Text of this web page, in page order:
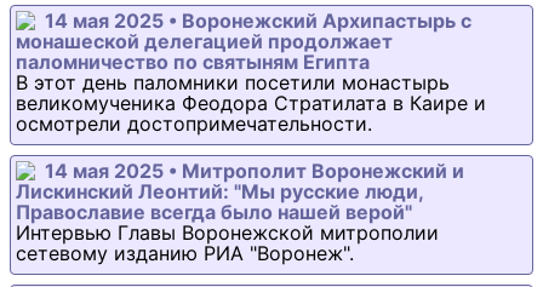
14 мая 2025 • Воронежский Архипастырь с
монашеской делегацией продолжает
паломничество по святыням Египта
В этот день паломники посетили монастырь
великомученика Феодора Стратилата в Каире и
осмотрели достопримечательности.
14 мая 2025 • Митрополит Воронежский и
Лискинский Леонтий: "Мы русские люди,
Православие всегда было нашей верой"
Интервью Главы Воронежской митрополии
сетевому изданию РИА "Воронеж".